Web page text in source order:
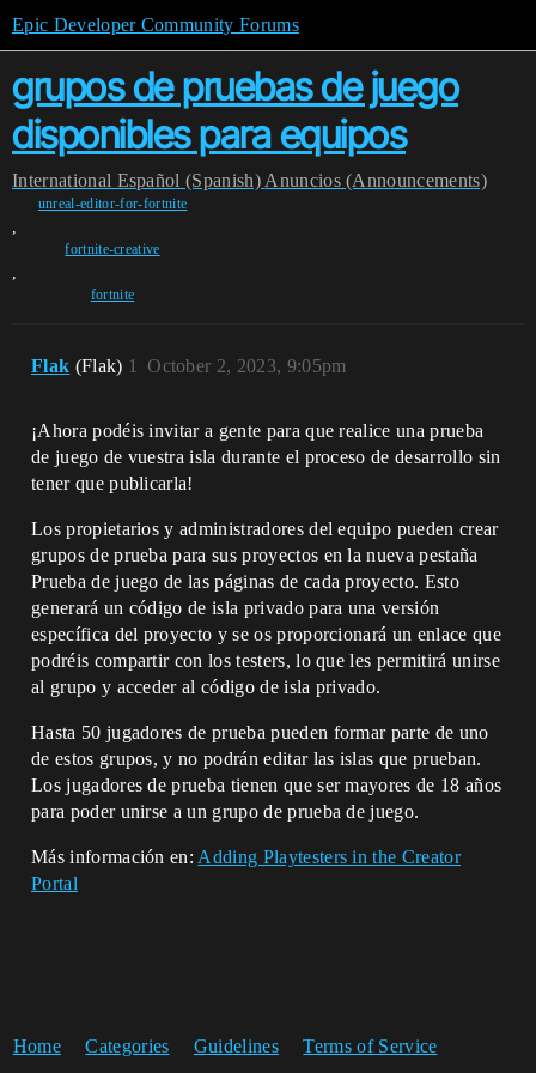
Epic Developer Community Forums
grupos de pruebas de juego
disponibles para equipos
International Español (Spanish) Anuncios (Announcements)
unreal-editor-for-fortnite
,
fortnite-creative
,
fortnite
Flak (Flak) October 2, 2023, 9:05pm
1
¡Ahora podéis invitar a gente para que realice una prueba
de juego de vuestra isla durante el proceso de desarrollo sin
tener que publicarla!
Los propietarios y administradores del equipo pueden crear
grupos de prueba para sus proyectos en la nueva pestaña
Prueba de juego de las páginas de cada proyecto. Esto
generará un código de isla privado para una versión
específica del proyecto y se os proporcionará un enlace que
podréis compartir con los testers, lo que les permitirá unirse
al grupo y acceder al código de isla privado.
Hasta 50 jugadores de prueba pueden formar parte de uno
de estos grupos, y no podrán editar las islas que prueban.
Los jugadores de prueba tienen que ser mayores de 18 años
para poder unirse a un grupo de prueba de juego.
Más información en: Adding Playtesters in the Creator
Portal
Home Categories Guidelines Terms of Service